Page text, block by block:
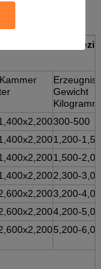
Models&-
Erzeugnis-
Gewicht
Kilogramm
300-500
1,200-
1,500-
2,300-
3,200-
4,200-
5,200-